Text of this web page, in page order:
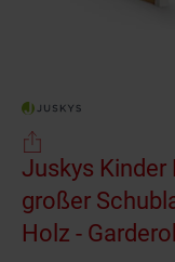
Juskys Kinder
großer
Holz -